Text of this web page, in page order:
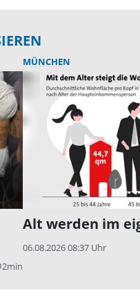
2min
MÜNCHEN
Alt werden im
06.08.2026 08:37 Uhr